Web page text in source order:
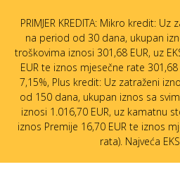
PRIMJER KREDITA: Mikro kredit:
na period od 30 dana, ukupan
troškovima iznosi 301,68 EUR, uz
EUR te iznos mjesečne rate 301,68
7,15%, Plus kredit: Uz zatraženi
od 150 dana, ukupan iznos sa
iznosi 1.016,70 EUR, uz kamatnu
iznos Premije 16,70 EUR te iznos
rata). Najveća